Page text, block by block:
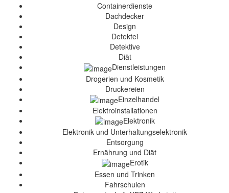
Containerdienste
Dachdecker
Design
Detektei
Detektive
Diät
Dienstleistungen
Drogerien und Kosmetik
Druckereien
Einzelhandel
Elektroinstallationen
Elektronik
Elektronik und Unterhaltungselektronik
Entsorgung
Ernährung und Diät
Erotik
Essen und Trinken
Fahrschulen